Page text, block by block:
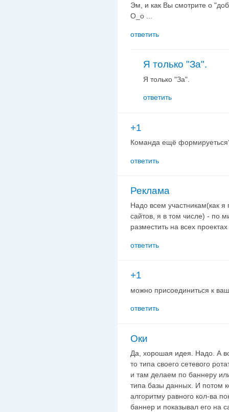
Эм, и как Вы смотрите о
О_о ...
ответить
Я только "За".
Я только "За".
ответить
+1
Команда ещё
ответить
Реклама
Надо всем участникам(как
сайтов, я в том числе) - по
разместить на всех
ответить
+1
можно присоединиться к
ответить
Оки
Да, хорошая идея. Надо. А
то типа своего сетевого
и там делаем по баннеру
типа базы данных. И потом
алгоритму равного кол-ва
баннер и показывал его на